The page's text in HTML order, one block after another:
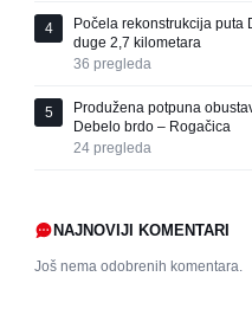
4
Počela rekonstrukcija puta
duge 2,7 kilometara
36 pregleda
5
Produžena potpuna
Debelo brdo – Rogačica
24 pregleda
NAJNOVIJI KOMENTARI
Još nema odobrenih komentara.